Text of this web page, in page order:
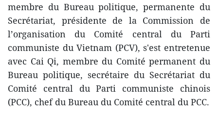
membre du Bureau politique, permanente du
Secrétariat, présidente de la Commission de
l’organisation du Comité central du Parti
communiste du Vietnam (PCV), s'est entretenue
avec Cai Qi, membre du Comité permanent du
Bureau politique, secrétaire du Secrétariat du
Comité central du Parti communiste chinois
(PCC), chef du Bureau du Comité central du PCC.